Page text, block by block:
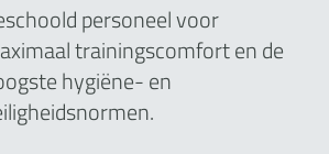
personeel voor
trainingscomfort en de
hygiëne- en